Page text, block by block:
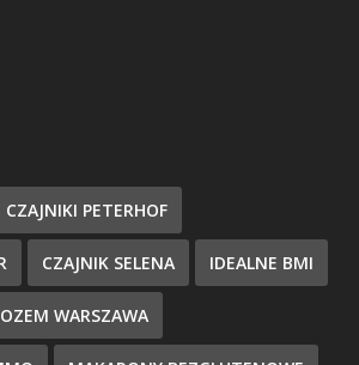
CZAJNIKI PETERHOF
CZAJNIK SELENA IDEALNE BMI
WARSZAWA